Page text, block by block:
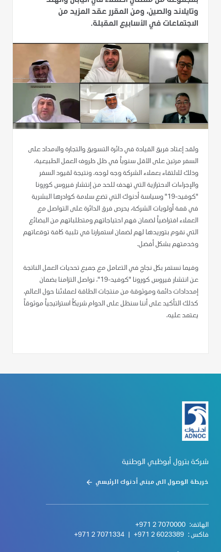
وتايلاند والصين، ومن المقرر عقد المزيد من
الاجتماعات في الأسابيع المقبلة.
ولقد إعتاد فريق القيادة في دائرة التسويق والتجارة والامداد على
السفر مرتين على الأقل سنوياً في ظل ظروف العمل الطبيعية،
وذلك للالتقاء بعملاء الشركة وجه لوجه. ونتيجة لقيود السفر
والإجراءات الاحترازية التي تهدف للحد من إنتشار فيروس كورونا
"كوفيد-19" وسياسة أدنوك التي تضع سلامة كوادرها البشرية
في قمة أولويات الشركة، يحرص فرق الدائرة على التواصل مع
العملاء افتراضياً لضمان فهم احتياجاتهم ومتطلباتهم من البضائع
التي نقوم بتوريدها لهم لضمان استمرارنا في تلبية كافة توقعاتهم
وخدمتهم بشكل أفضل.
وفيما نستمر بكل نجاح في التعامل مع جميع تحديات العمل الناتجة
عن انتشار فيروس كورونا "كوفيد-19"، نواصل التزامنا بضمان
إمددادات دائمة وموثوقة من منتجات الطاقة لعملائنا حول العالم،
كذلك التأكيد على أننا سنظل على الدوام شريكاً استراتيجياً موثوقاً
يعتمد عليه.
شركة بترول أبوظبي الوطنية
خريطة الوصول الى مبنى أدنوك الرئيسي
الهاتف: +971 2 7070000
فاكس : +971 2 6023389
+971 2 7071334